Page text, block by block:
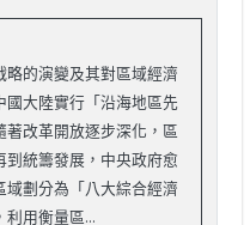
的演變及其對區域經濟
大陸實行「沿海地區先
著改革開放逐步深化，區
統籌發展，中央政府愈
域劃分為「八大綜合經濟
用衡量區...